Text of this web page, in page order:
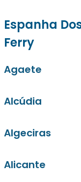
Espanha
Ferry
Agaete
Alcúdia
Algeciras
Alicante